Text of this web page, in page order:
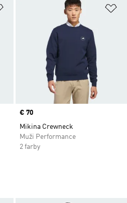
Pridať do zoznamu želaných
Discount
Price
€ 70
Mikina Crewneck
Muži Performance
2 farby